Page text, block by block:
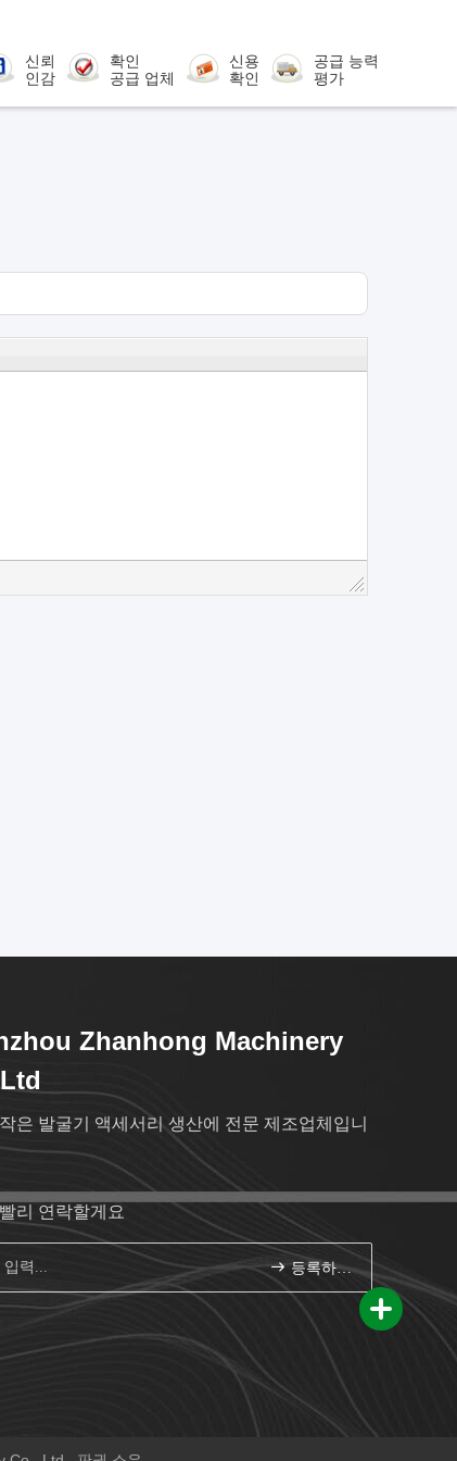
신뢰
인감
확인
공급 업체
신용
확인
공급 능력
평가
Zhanhong Machinery
은 발굴기 액세서리 생산에 전문 제조업체입니
리 연락할게요
등록하세요